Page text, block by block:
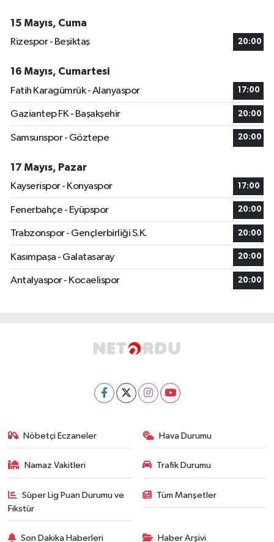
15 Mayıs, Cuma
Rizespor - Beşiktaş
20:00
16 Mayıs, Cumartesi
Fatih Karagümrük - Alanyaspor
17:00
Gaziantep FK - Başakşehir 20:00
Samsunspor - Göztepe 20:00
17 Mayıs, Pazar
Kayserispor - Konyaspor
17:00
Fenerbahçe - Eyüpspor 20:00
Trabzonspor - Gençlerbirliği S.K. 20:00
Kasımpaşa - Galatasaray 20:00
Antalyaspor - Kocaelispor 20:00
Nöbetçi Eczaneler Hava Durumu
Namaz Vakitleri Trafik Durumu
Süper Lig Puan Durumu ve
Fikstür
Tüm Manşetler
Son Dakika Haberleri Haber Arşivi